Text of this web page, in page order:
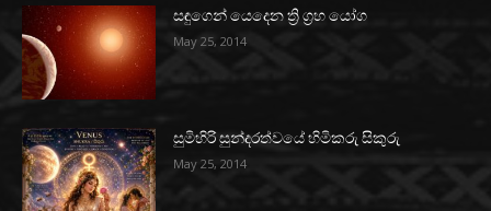
සඳුගෙන් යෙදෙන ත්‍රි ග්‍රහ යෝග
May 25, 2014
සුමිහිරි සුන්දරත්වයේ හිමිකරු සිකුරු
May 25, 2014